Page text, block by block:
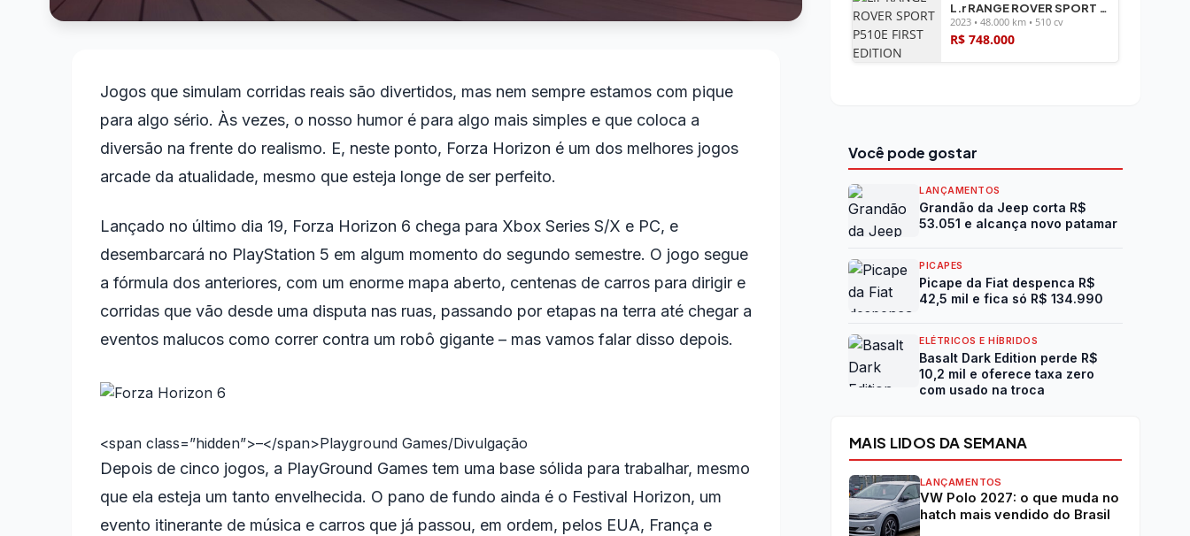
Jogos que simulam corridas reais são divertidos, mas nem sempre estamos com pique
para algo sério. Às vezes, o nosso humor é para algo mais simples e que coloca a
diversão na frente do realismo. E, neste ponto, Forza Horizon é um dos melhores jogos
arcade da atualidade, mesmo que esteja longe de ser perfeito.
Lançado no último dia 19, Forza Horizon 6 chega para Xbox Series S/X e PC, e
desembarcará no PlayStation 5 em algum momento do segundo semestre. O jogo segue
a fórmula dos anteriores, com um enorme mapa aberto, centenas de carros para dirigir e
corridas que vão desde uma disputa nas ruas, passando por etapas na terra até chegar a
eventos malucos como correr contra um robô gigante – mas vamos falar disso depois.
<span class=”hidden”>–</span>Playground Games/Divulgação
Depois de cinco jogos, a PlayGround Games tem uma base sólida para trabalhar, mesmo
que ela esteja um tanto envelhecida. O pano de fundo ainda é o Festival Horizon, um
evento itinerante de música e carros que já passou, em ordem, pelos EUA, França e
L.r RANGE ROVER SPORT P510E FIRST EDITION
2023 • 48.000 km • 510 cv
R$ 748.000
Você pode gostar
LANÇAMENTOS
Grandão da Jeep corta R$
53.051 e alcança novo patamar
PICAPES
Picape da Fiat despenca R$
42,5 mil e fica só R$ 134.990
ELÉTRICOS E HÍBRIDOS
Basalt Dark Edition perde R$
10,2 mil e oferece taxa zero
com usado na troca
MAIS LIDOS DA SEMANA
LANÇAMENTOS
VW Polo 2027: o que muda no
hatch mais vendido do Brasil